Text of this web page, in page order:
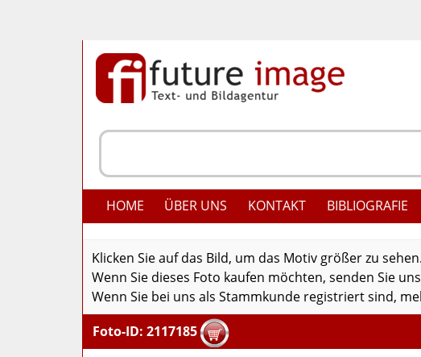
HOME ÜBER UNS KONTAKT BIBLIOGRAFIE
Klicken Sie auf das Bild, um das Motiv größer zu sehen.
Wenn Sie dieses Foto kaufen möchten, senden Sie
Wenn Sie bei uns als Stammkunde registriert sind,
Foto-ID: 2117185